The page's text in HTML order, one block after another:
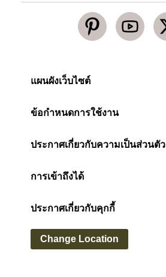
แผนผังเว็บไซต์
ข้อกำหนดการใช้งาน
ประกาศเกี่ยวกับความเป็นส่วนตัว
การเข้าถึงได้
ประกาศเกี่ยวกับคุกกี้
Change Location